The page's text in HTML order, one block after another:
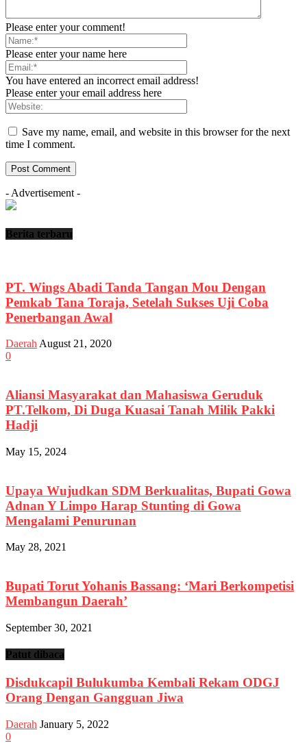
Please enter your comment!
Please enter your name here
You have entered an incorrect email address!
Please enter your email address here
Save my name, email, and website in this browser for the next
time I comment.
- Advertisement -
Berita terbaru
PT. Wings Abadi Tanda Tangan Mou Dengan
Pemkab Tana Toraja, Setelah Sukses Uji Coba
Penerbangan Awal
Daerah August 21, 2020
0
Aliansi Masyarakat dan Mahasiswa Geruduk
PT.Telkom, Di Duga Kuasai Tanah Milik Pakki
Hadji
May 15, 2024
Upaya Wujudkan SDM Berkualitas, Bupati Gowa
Adnan Y Limpo Harap Stunting di Gowa
Mengalami Penurunan
May 28, 2021
Bupati Torut Yohanis Bassang: ‘Mari Berkompetisi
Membangun Daerah’
September 30, 2021
Patut dibaca
Disdukcapil Bulukumba Kembali Rekam ODGJ
Orang Dengan Gangguan Jiwa
Daerah January 5, 2022
0